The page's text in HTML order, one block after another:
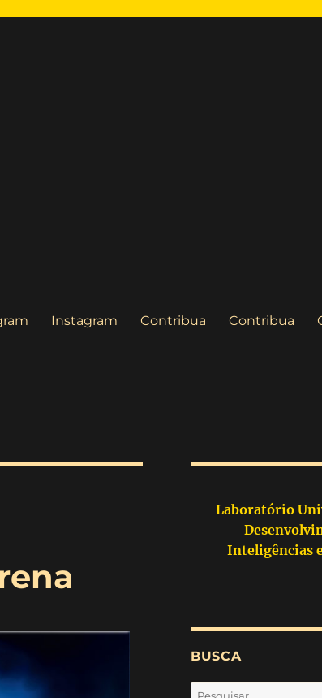
Instagram Contribua Contribua
Laboratório
Inteligências
BUSCA
Pesquisar